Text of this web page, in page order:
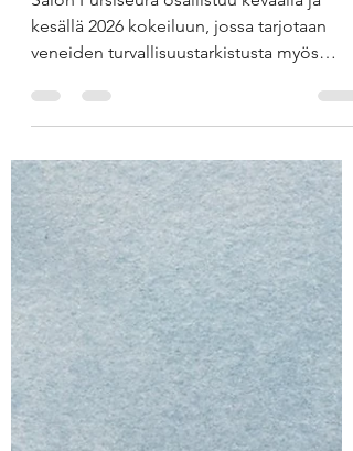
Salon Pursiseura tarjoaa
veneellesi
turvallisuustarkistuksen
maksutta
Salon Pursiseura osallistuu keväällä ja
kesällä 2026 kokeiluun, jossa tarjotaan
veneiden turvallisuustarkistusta myös
seuraan kuulumattomille veneilijöille.
Suomen Purjehdus ja Veneily ry:n (SPV)
organisoiman pilotin tavoitteena on
edistää veneilyturvallisuutta ja tehdä
veneseurojen asiantuntemusta ja
toimintaa tutuksi veneilijöille, jotka eivät
vielä kuulu veneseuraan.